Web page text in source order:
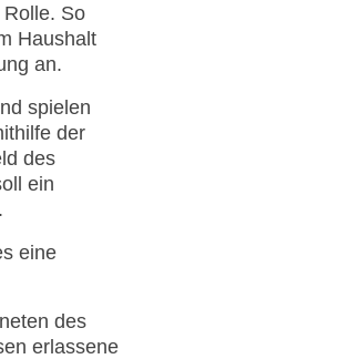
So
Haushalt
an.
spielen
der
des
ein
eine
des
erlassene